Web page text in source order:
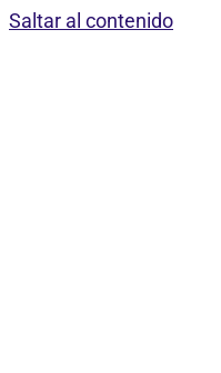
Saltar al contenido